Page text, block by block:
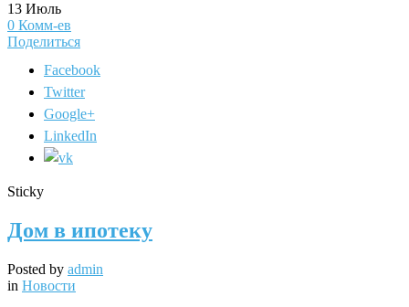
13 Июль
0 Комм-ев
Поделиться
Facebook
Twitter
Google+
LinkedIn
Sticky
Дом в ипотеку
Posted by admin
in Новости